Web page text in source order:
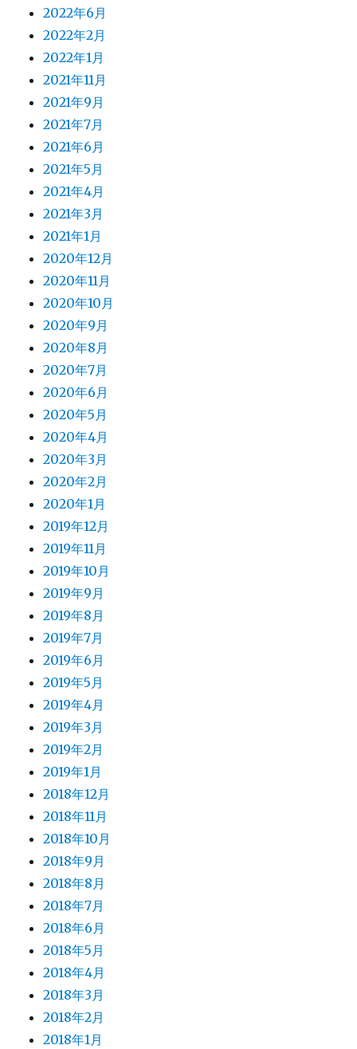
2022年6月
2022年2月
2022年1月
2021年11月
2021年9月
2021年7月
2021年6月
2021年5月
2021年4月
2021年3月
2021年1月
2020年12月
2020年11月
2020年10月
2020年9月
2020年8月
2020年7月
2020年6月
2020年5月
2020年4月
2020年3月
2020年2月
2020年1月
2019年12月
2019年11月
2019年10月
2019年9月
2019年8月
2019年7月
2019年6月
2019年5月
2019年4月
2019年3月
2019年2月
2019年1月
2018年12月
2018年11月
2018年10月
2018年9月
2018年8月
2018年7月
2018年6月
2018年5月
2018年4月
2018年3月
2018年2月
2018年1月